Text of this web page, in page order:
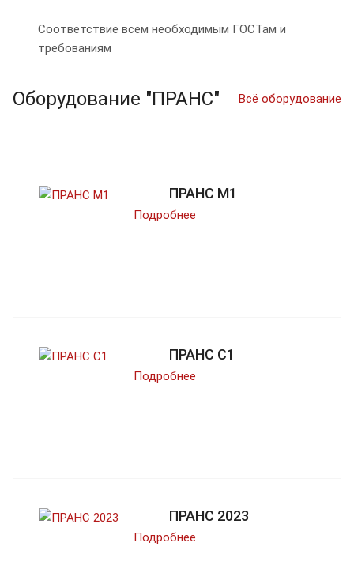
Соответствие всем необходимым ГОСТам и
требованиям
Всё оборудование
Оборудование "ПРАНС"
ПРАНС M1
Подробнее
ПРАНС С1
Подробнее
ПРАНС 2023
Подробнее